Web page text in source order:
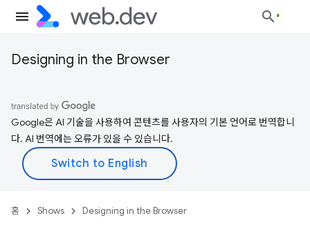
Designing in the Browser
Google은 AI 기술을 사용하여 콘텐츠를 사용자의 기본 언어로 번역합니
다. AI 번역에는 오류가 있을 수 있습니다.
홈 Shows Designing in the Browser